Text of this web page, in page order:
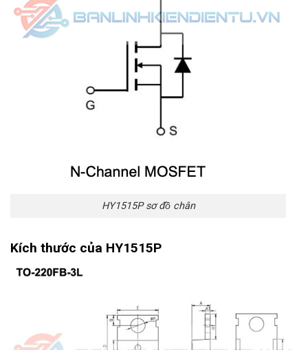
HY1515P sơ đồ chân
Kích thước của HY1515P